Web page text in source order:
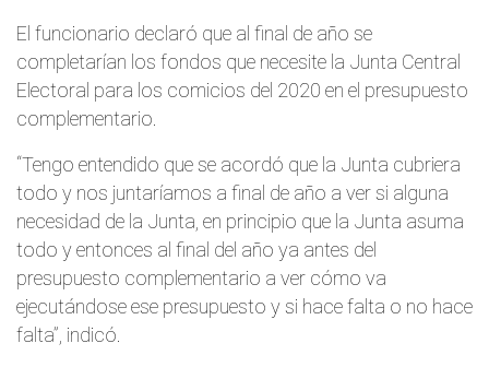
El funcionario declaró que al final de año se
completarían los fondos que necesite la Junta Central
Electoral para los comicios del 2020 en el presupuesto
complementario.
“Tengo entendido que se acordó que la Junta cubriera
todo y nos juntaríamos a final de año a ver si alguna
necesidad de la Junta, en principio que la Junta asuma
todo y entonces al final del año ya antes del
presupuesto complementario a ver cómo va
ejecutándose ese presupuesto y si hace falta o no hace
falta”, indicó.